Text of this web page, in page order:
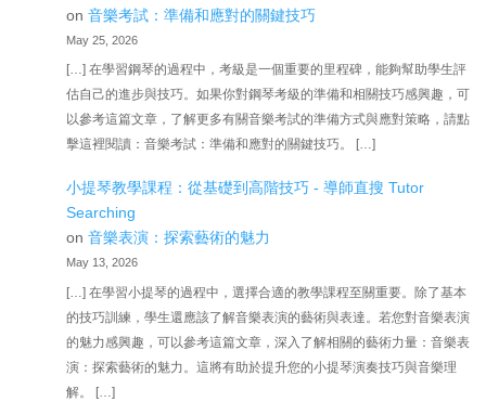
on 音樂考試：準備和應對的關鍵技巧
May 25, 2026
[…] 在學習鋼琴的過程中，考級是一個重要的里程碑，能夠幫助學生評
估自己的進步與技巧。如果你對鋼琴考級的準備和相關技巧感興趣，可
以參考這篇文章，了解更多有關音樂考試的準備方式與應對策略，請點
擊這裡閱讀：音樂考試：準備和應對的關鍵技巧。 […]
小提琴教學課程：從基礎到高階技巧 - 導師直搜 Tutor
Searching
on 音樂表演：探索藝術的魅力
May 13, 2026
[…] 在學習小提琴的過程中，選擇合適的教學課程至關重要。除了基本
的技巧訓練，學生還應該了解音樂表演的藝術與表達。若您對音樂表演
的魅力感興趣，可以參考這篇文章，深入了解相關的藝術力量：音樂表
演：探索藝術的魅力。這將有助於提升您的小提琴演奏技巧與音樂理
解。 […]